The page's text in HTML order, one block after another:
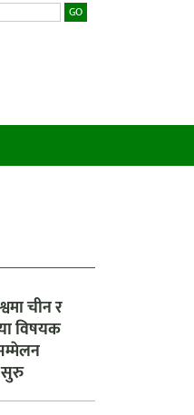
GO
चीन र
विषयक
सम्मेलन
सुरु